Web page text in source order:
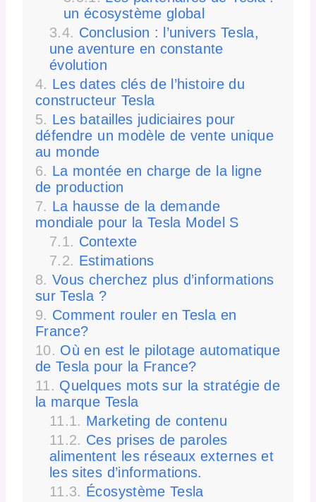
un écosystème global
Conclusion : l’univers Tesla,
une aventure en constante
évolution
Les dates clés de l’histoire du
constructeur Tesla
Les batailles judiciaires pour
défendre un modèle de vente unique
au monde
La montée en charge de la ligne
de production
La hausse de la demande
mondiale pour la Tesla Model S
Contexte
Estimations
Vous cherchez plus d’informations
sur Tesla ?
Comment rouler en Tesla en
France?
Où en est le pilotage automatique
de Tesla pour la France?
Quelques mots sur la stratégie de
la marque Tesla
Marketing de contenu
Ces prises de paroles
alimentent les réseaux externes et
les sites d’informations.
Écosystème Tesla